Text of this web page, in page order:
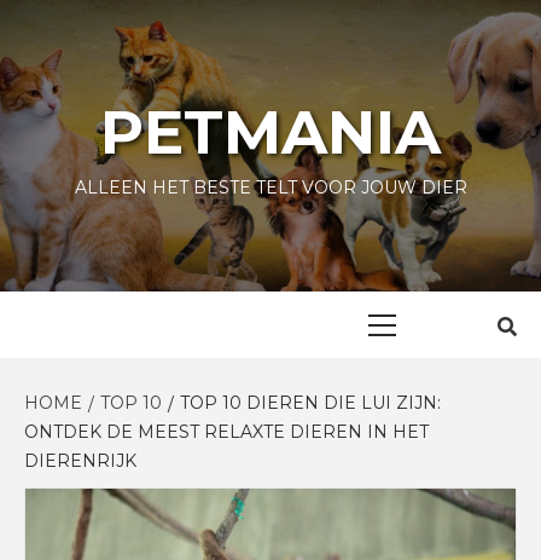
content
PETMANIA
ALLEEN HET BESTE TELT VOOR JOUW DIER
HOME TOP 10
TOP 10 DIEREN DIE LUI ZIJN:
ONTDEK DE MEEST RELAXTE DIEREN IN HET
DIERENRIJK